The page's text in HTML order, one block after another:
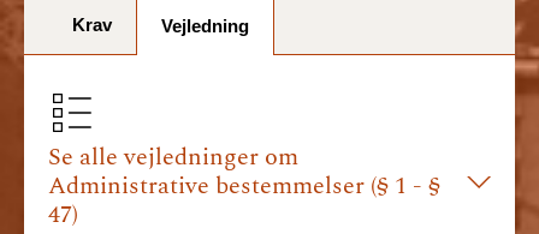
BR18 (1/1-30/6
BR18 (1/7- 31/12
2024)
BR18 (1/1- 30/06
2024)
Krav Vejledning
Se alle vejledninger om
Administrative bestemmelser (§ 1 - §
47)